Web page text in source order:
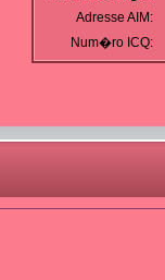
Adresse AIM:
Num�ro ICQ: